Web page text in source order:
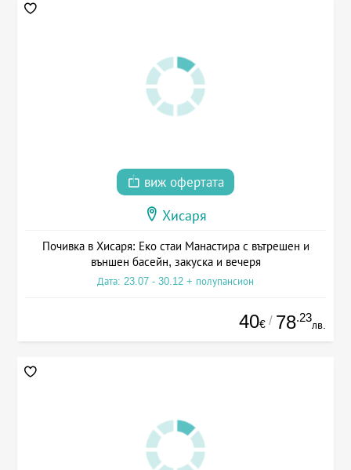
виж офертата
Хисаря
Почивка в Хисаря: Еко стаи Манастира с вътрешен и
външен басейн, закуска и вечеря
Дата: 23.07 - 30.12 + полупансион
40€ / 78.23
лв.